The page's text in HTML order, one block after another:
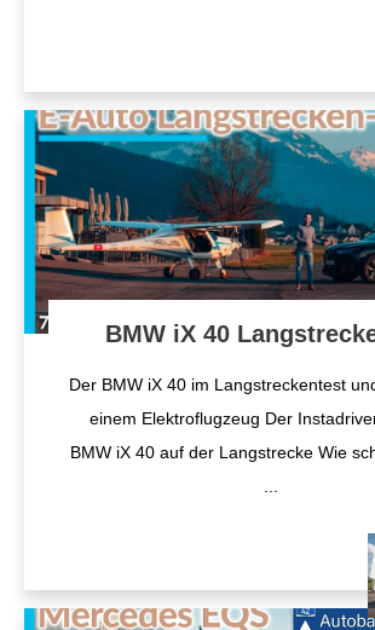
BMW iX 40
Der BMW iX 40 im Langstreckentest
einem Elektroflugzeug Der
BMW iX 40 auf der Langstrecke Wie